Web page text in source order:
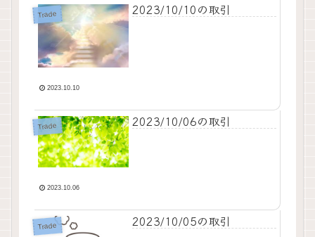
Trade 2023/10/10の取引
2023.10.10
Trade 2023/10/06の取引
2023.10.06
Trade 2023/10/05の取引